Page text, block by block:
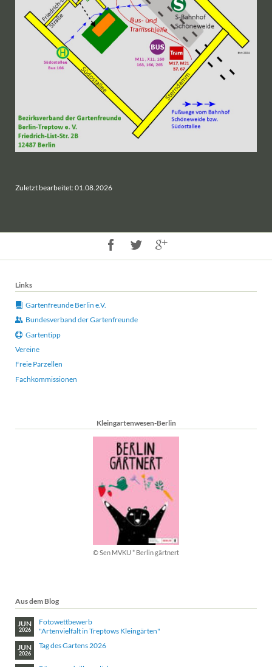
Zuletzt bearbeitet: 01.08.2026
Links
Gartenfreunde Berlin e.V.
Bundesverband der Gartenfreunde
Gartentipp
Vereine
Freie Parzellen
Fachkommissionen
Kleingartenwesen-Berlin
© Sen MVKU * Berlin gärtnert
Aus dem Blog
JUN
2026
Fotowettbewerb
"Artenvielfalt in Treptows Kleingärten"
JUN
2026
Tag des Gartens 2026